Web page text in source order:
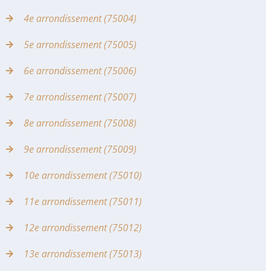
4e arrondissement (75004)
5e arrondissement (75005)
6e arrondissement (75006)
7e arrondissement (75007)
8e arrondissement (75008)
9e arrondissement (75009)
10e arrondissement (75010)
11e arrondissement (75011)
12e arrondissement (75012)
13e arrondissement (75013)